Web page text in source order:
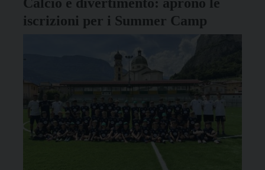
iscrizioni per i Summer Camp